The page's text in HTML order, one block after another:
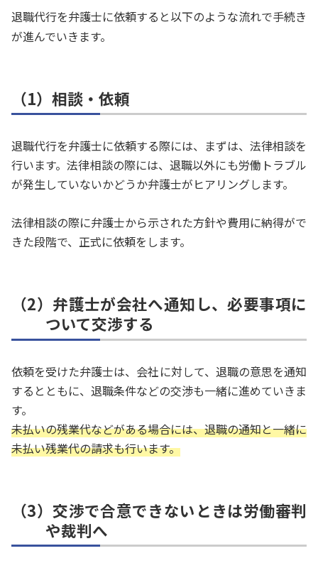
退職代行を弁護士に依頼すると以下のような流れで手続き
が進んでいきます。
（1）相談・依頼
退職代行を弁護士に依頼する際には、まずは、法律相談を
行います。法律相談の際には、退職以外にも労働トラブル
が発生していないかどうか弁護士がヒアリングします。
法律相談の際に弁護士から示された方針や費用に納得がで
きた段階で、正式に依頼をします。
（2）弁護士が会社へ通知し、必要事項に
ついて交渉する
依頼を受けた弁護士は、会社に対して、退職の意思を通知
するとともに、退職条件などの交渉も一緒に進めていきま
す。
未払いの残業代などがある場合には、退職の通知と一緒に
未払い残業代の請求も行います。
（3）交渉で合意できないときは労働審判
や裁判へ